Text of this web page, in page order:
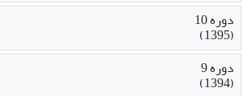
دوره 10
(1395)
دوره 9
(1394)